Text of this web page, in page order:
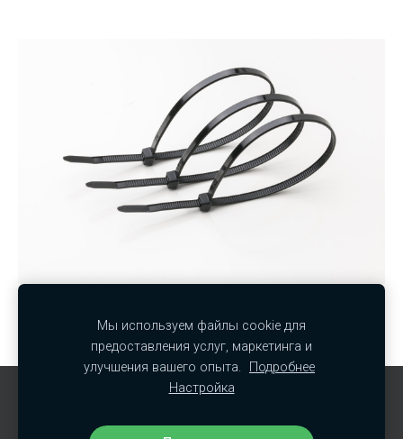
NISSI.G. SIA - Ул. Нометну 14 - 5, Юрмала, LV-2016
Файлы cookie
Мы используем файлы cookie для
предоставления услуг, маркетинга и
улучшения вашего опыта.
Подробнее
Настройка